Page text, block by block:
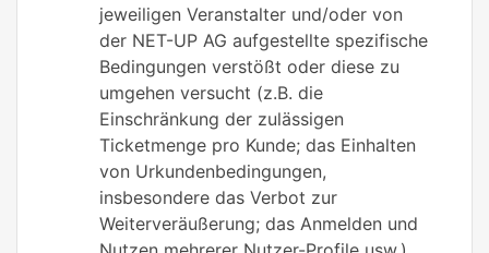
jeweiligen Veranstalter und/oder von
der NET-UP AG aufgestellte spezifische
Bedingungen verstößt oder diese zu
umgehen versucht (z.B. die
Einschränkung der zulässigen
Ticketmenge pro Kunde; das Einhalten
von Urkundenbedingungen,
insbesondere das Verbot zur
Weiterveräußerung; das Anmelden und